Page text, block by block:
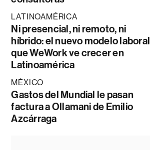
LATINOAMÉRICA
Ni presencial, ni remoto, ni
híbrido: el nuevo modelo laboral
que WeWork ve crecer en
Latinoamérica
MÉXICO
Gastos del Mundial le pasan
factura a Ollamani de Emilio
Azcárraga